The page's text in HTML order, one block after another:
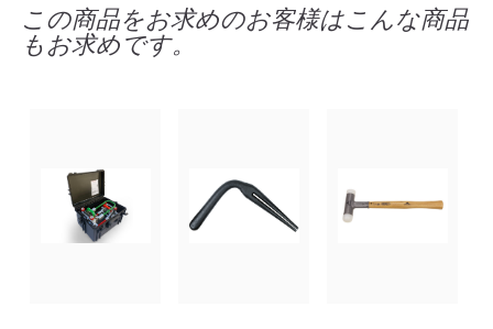
この商品をお求めのお客様はこんな商品
もお求めです。